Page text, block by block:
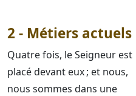
2 - Métiers actuels
Quatre fois, le Seigneur est
placé devant eux ; et nous,
nous sommes dans une